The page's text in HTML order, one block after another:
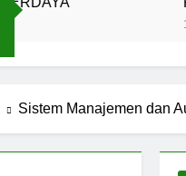
Sistem Manajemen dan